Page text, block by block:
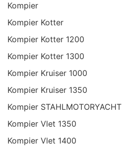
Kompier
Kompier Kotter
Kompier Kotter 1200
Kompier Kotter 1300
Kompier Kruiser 1000
Kompier Kruiser 1350
Kompier STAHLMOTORYACHT
Kompier Vlet 1350
Kompier Vlet 1400